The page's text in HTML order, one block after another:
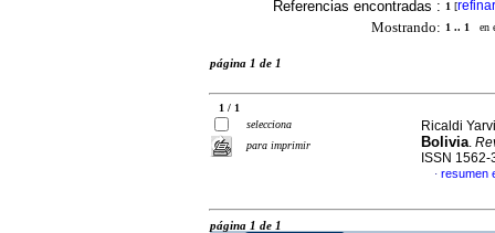
Referencias encontradas : 1 [refinar
Mostrando: 1 .. 1 en
página 1 de 1
1 / 1
selecciona
para imprimir
Ricaldi
Bolivia.
ISSN 1562-
· resumen
página 1 de 1